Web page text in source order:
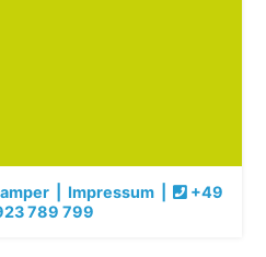
Impressum
+49
789 799